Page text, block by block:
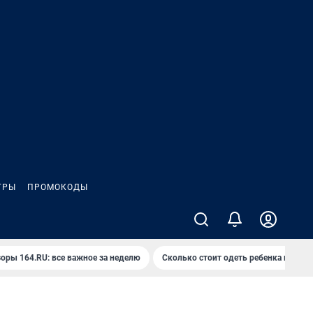
ПРОМОКОДЫ
164.RU: все важное за неделю Сколько стоит одеть ребенка на